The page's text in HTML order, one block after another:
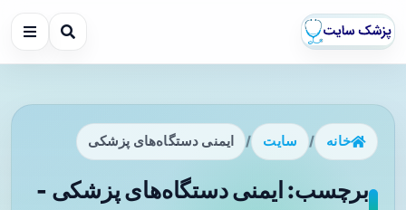
خانه / سایت / ایمنی دستگاه‌های پزشکی
برچسب: ایمنی دستگاه‌های پزشکی -